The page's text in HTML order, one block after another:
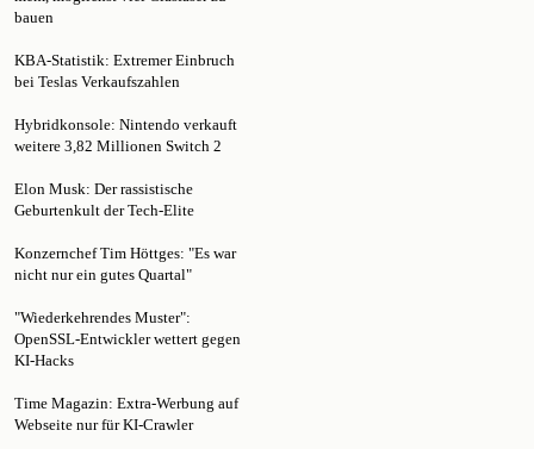
bei Teslas Verkaufszahlen
weitere 3,82 Millionen Switch 2
Elon Musk: Der rassistische
Geburtenkult der Tech-Elite
nicht nur ein gutes Quartal"
"Wiederkehrendes Muster":
OpenSSL-Entwickler wettert gegen
KI-Hacks
Webseite nur für KI-Crawler